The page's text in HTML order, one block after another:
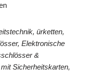
ürketten,
Elektronische
&
Sicherheitskarten,